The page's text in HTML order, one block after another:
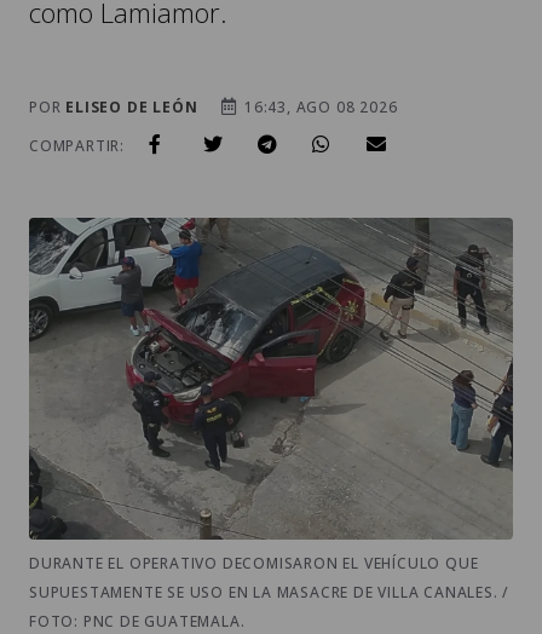
como Lamiamor.
POR ELISEO DE LEÓN
16:43, AGO 08 2026
COMPARTIR:
DURANTE EL OPERATIVO DECOMISARON EL VEHÍCULO QUE
SUPUESTAMENTE SE USO EN LA MASACRE DE VILLA CANALES. /
FOTO: PNC DE GUATEMALA.